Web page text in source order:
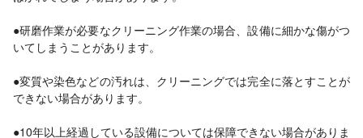
●研磨作業が必要なクリーニング作業の場合、設備に細かな傷がつ
いてしまうことがあります。
●変質や染色などの汚れは、クリーニングでは完全に落とすことが
できない場合があります。
●10年以上経過している設備については保障できない場合がありま